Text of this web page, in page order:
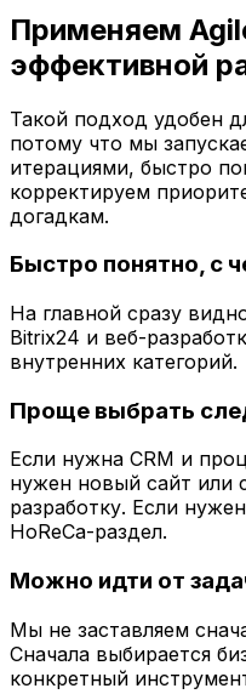
Применяем
эффективной
Такой подход удобен
потому что мы
итерациями, быстро
корректируем
догадкам.
Быстро понятно, с
На главной сразу
Bitrix24 и веб-
внутренних категорий.
Проще выбрать
Если нужна CRM и
нужен новый сайт или
разработку. Если
HoReCa-раздел.
Можно идти от
Мы не заставляем
Сначала выбирается
конкретный